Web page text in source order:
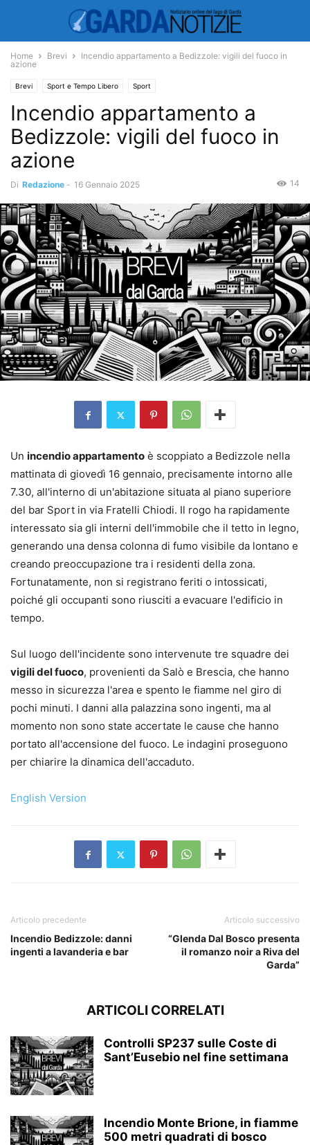
Home Brevi
Incendio appartamento a Bedizzole: vigili del fuoco in
azione
Brevi Sport e Tempo Libero Sport
Incendio appartamento a
Bedizzole: vigili del fuoco in
azione
Di Redazione - 16 Gennaio 2025 14
Un incendio appartamento è scoppiato a Bedizzole nella
mattinata di giovedì 16 gennaio, precisamente intorno alle
7.30, all'interno di un'abitazione situata al piano superiore
del bar Sport in via Fratelli Chiodi. Il rogo ha rapidamente
interessato sia gli interni dell'immobile che il tetto in legno,
generando una densa colonna di fumo visibile da lontano e
creando preoccupazione tra i residenti della zona.
Fortunatamente, non si registrano feriti o intossicati,
poiché gli occupanti sono riusciti a evacuare l'edificio in
tempo.
Sul luogo dell'incidente sono intervenute tre squadre dei
vigili del fuoco, provenienti da Salò e Brescia, che hanno
messo in sicurezza l'area e spento le fiamme nel giro di
pochi minuti. I danni alla palazzina sono ingenti, ma al
momento non sono state accertate le cause che hanno
portato all'accensione del fuoco. Le indagini proseguono
per chiarire la dinamica dell'accaduto.
English Version
Articolo precedente
Incendio Bedizzole: danni
ingenti a lavanderia e bar
Articolo successivo
“Glenda Dal Bosco presenta
il romanzo noir a Riva del
Garda”
ARTICOLI CORRELATI
Controlli SP237 sulle Coste di
Sant’Eusebio nel fine settimana
Incendio Monte Brione, in fiamme
500 metri quadrati di bosco